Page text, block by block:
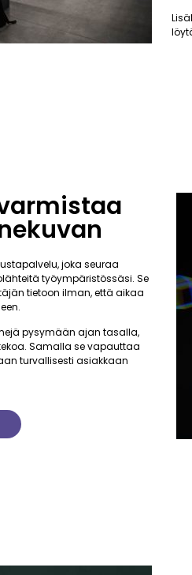
joka seuraa
työympäristössäsi. Se
tietoon ilman, että aikaa
pysymään ajan tasalla,
Samalla se vapauttaa
turvallisesti asiakkaan